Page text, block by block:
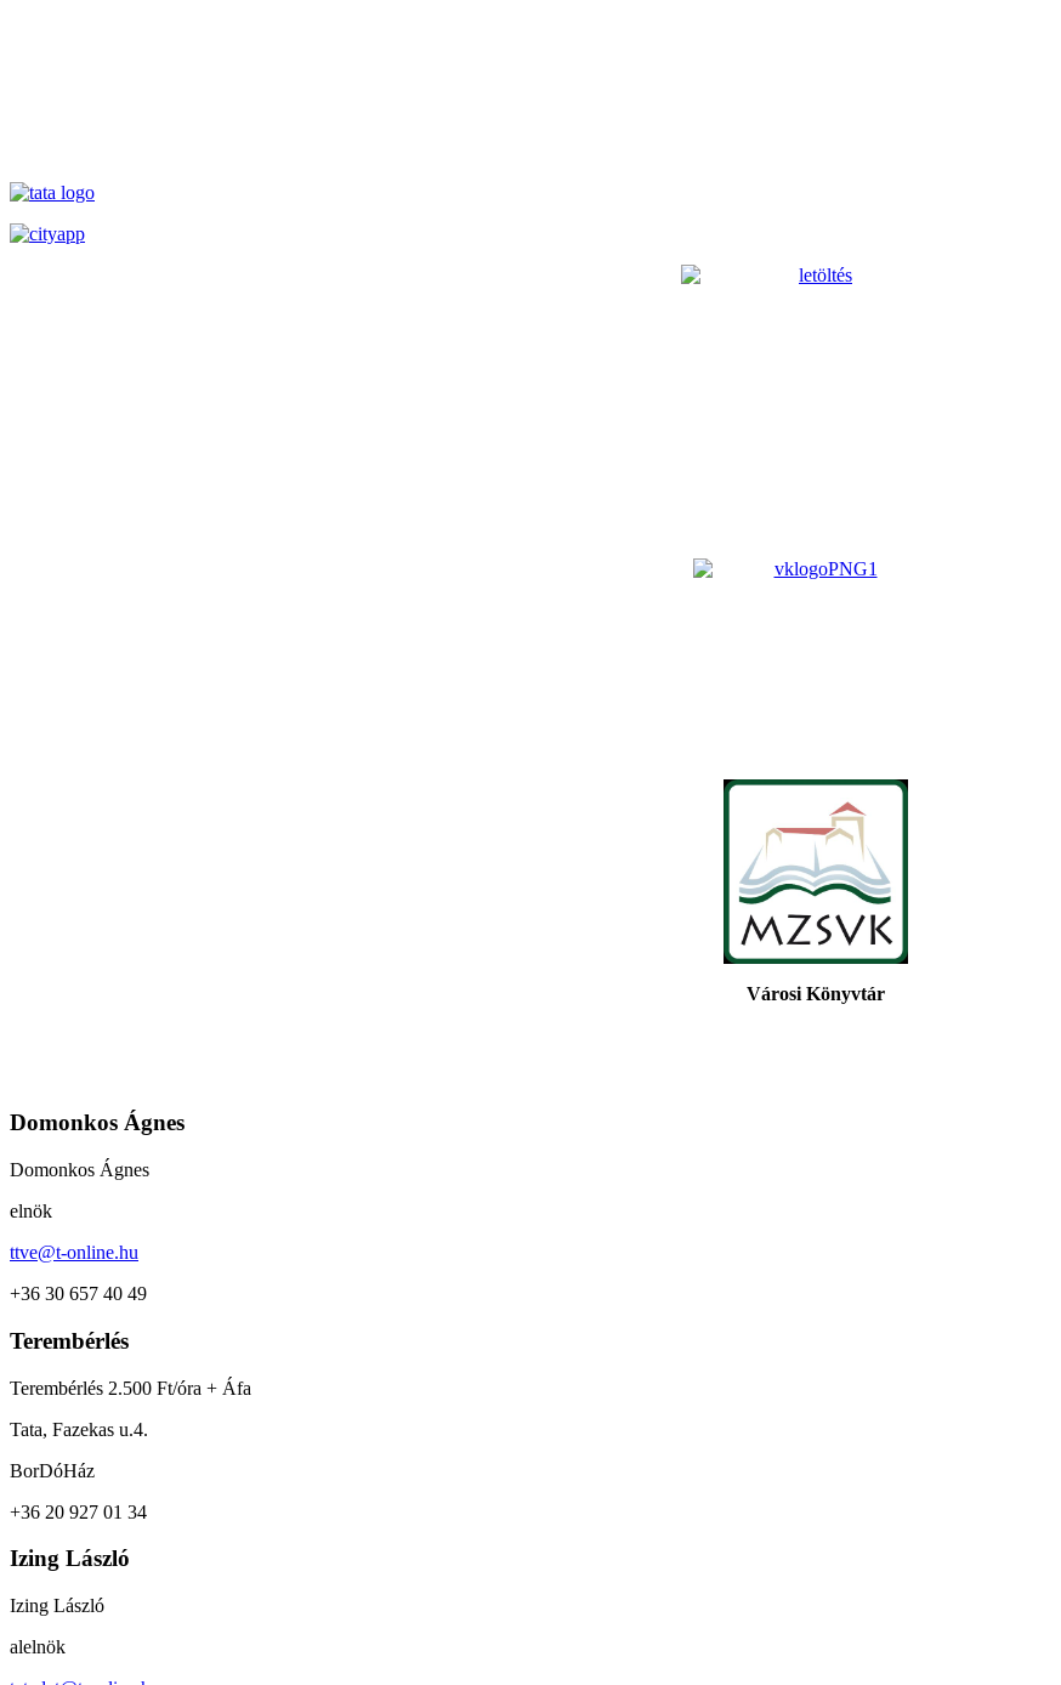
Városi Könyvtár
Domonkos Ágnes
Domonkos Ágnes
elnök
ttve@t-online.hu
+36 30 657 40 49
Terembérlés
Terembérlés 2.500 Ft/óra + Áfa
Tata, Fazekas u.4.
BorDóHáz
+36 20 927 01 34
Izing László
Izing László
alelnök